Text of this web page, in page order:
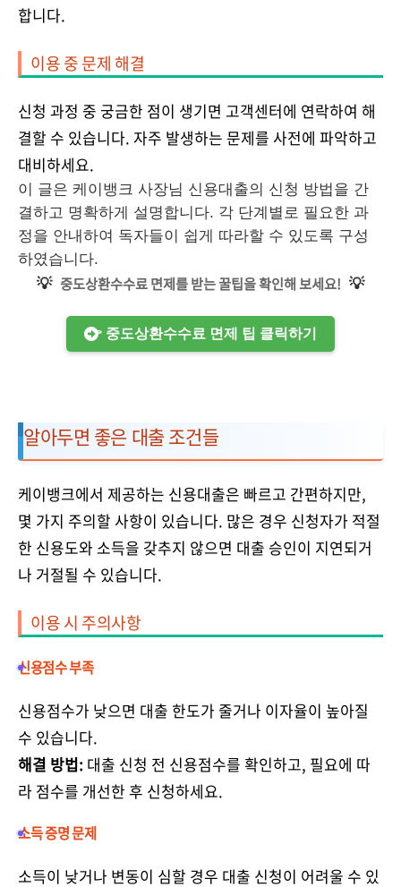
합니다.
이용 중 문제 해결
신청 과정 중 궁금한 점이 생기면 고객센터에 연락하여 해
결할 수 있습니다. 자주 발생하는 문제를 사전에 파악하고
대비하세요.
이 글은 케이뱅크 사장님 신용대출의 신청 방법을 간
결하고 명확하게 설명합니다. 각 단계별로 필요한 과
정을 안내하여 독자들이 쉽게 따라할 수 있도록 구성
하였습니다.
💡 중도상환수수료 면제를 받는 꿀팁을 확인해 보세요! 💡
👉 중도상환수수료 면제 팁 클릭하기
알아두면 좋은 대출 조건들
케이뱅크에서 제공하는 신용대출은 빠르고 간편하지만,
몇 가지 주의할 사항이 있습니다. 많은 경우 신청자가 적절
한 신용도와 소득을 갖추지 않으면 대출 승인이 지연되거
나 거절될 수 있습니다.
이용 시 주의사항
신용점수 부족
신용점수가 낮으면 대출 한도가 줄거나 이자율이 높아질
수 있습니다.
해결 방법: 대출 신청 전 신용점수를 확인하고, 필요에 따
라 점수를 개선한 후 신청하세요.
소득 증명 문제
소득이 낮거나 변동이 심할 경우 대출 신청이 어려울 수 있